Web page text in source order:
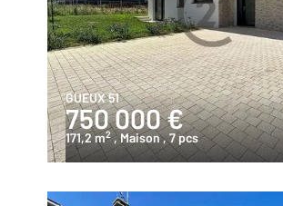
GUEUX 51
750 000 €
171,2 m2 , Maison, 7 pcs